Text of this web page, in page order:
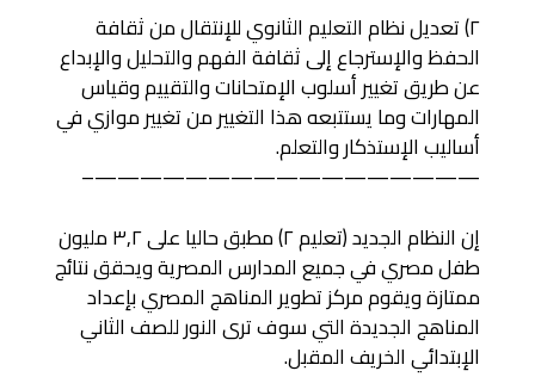
٢) تعديل نظام التعليم الثانوي للإنتقال من ثقافة
الحفظ والإسترجاع إلى ثقافة الفهم والتحليل والإبداع
عن طريق تغيير أسلوب الإمتحانات والتقييم وقياس
المهارات وما يستتبعه هذا التغيير من تغيير موازي في
أساليب الإستذكار والتعلم.
—————————————————–
إن النظام الجديد (تعليم ٢) مطبق حاليا على ٣,٢ مليون
طفل مصري في جميع المدارس المصرية ويحقق نتائج
ممتازة ويقوم مركز تطوير المناهج المصري بإعداد
المناهج الجديدة التي سوف ترى النور للصف الثاني
الإبتدائي الخريف المقبل.